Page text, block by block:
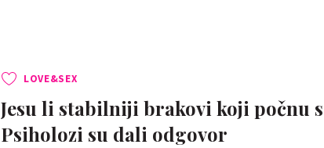
LOVE&SEX
Jesu li stabilniji brakovi koji počnu
Psiholozi su dali odgovor